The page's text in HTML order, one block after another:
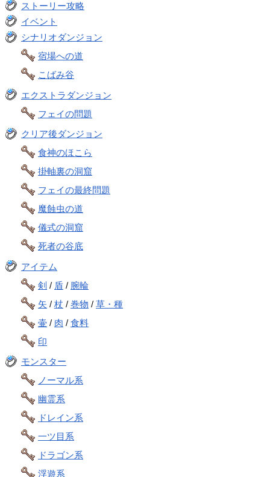
ストーリー攻略
イベント
シナリオダンジョン
宿場への道
こばみ谷
エクストラダンジョン
フェイの問題
クリア後ダンジョン
食神のほこら
掛軸裏の洞窟
フェイの最終問題
魔蝕虫の道
儀式の洞窟
死者の谷底
アイテム
剣 / 盾 / 腕輪
矢 /杖 /巻物 /草・種
壷 / 肉 /食料
印
モンスター
ノーマル系
幽霊系
ドレイン系
一ツ目系
ドラゴン系
浮遊系